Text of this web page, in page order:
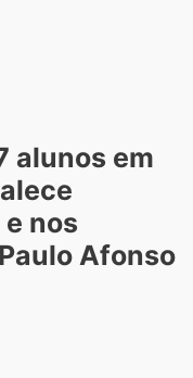
alunos em
nos
Afonso